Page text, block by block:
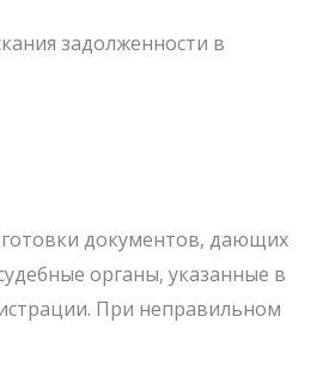
задолженности в
документов, дающих
органы, указанные в
При неправильном